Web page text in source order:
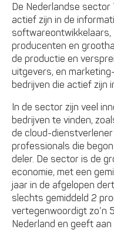
De Nederlandse
actief zijn in de
producenten en
de productie en
uitgevers, en
bedrijven die actief zijn
In de sector zijn veel
bedrijven te vinden,
de cloud-
professionals die
deler. De sector is de
economie, met een
jaar in de afgelopen
slechts gemiddeld 2
vertegenwoordigt zo’n
Nederland en geeft